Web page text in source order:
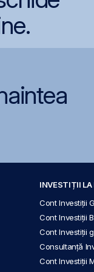
INVESTIȚII LA
Cont Investiții
Cont Investiții
Cont Investiții
Consultanță
Cont Investiții